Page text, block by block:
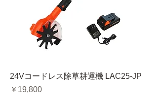
24Vコードレス除草耕運機 LAC25-JP
価格
￥19,800